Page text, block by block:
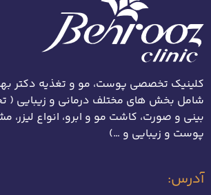
کلینیک تخصصی پوست، مو و تغذیه دکتر
شامل بخش های مختلف درمانی و زیبایی (
بینی و صورت، کاشت مو و ابرو، انواع
پوست و زیبایی و …)
آدرس: